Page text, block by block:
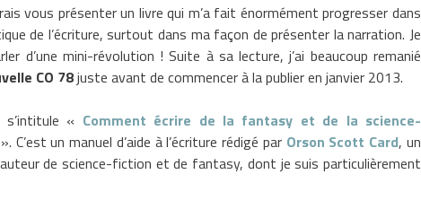
vous présenter un livre qui m’a fait énormément progresser dans
de l’écriture, surtout dans ma façon de présenter la narration. Je
d’une mini-révolution ! Suite à sa lecture, j’ai beaucoup remanié
CO 78juste avant de commencer à la publier en janvier 2013.
s’intitule « Comment écrire de la fantasy et de la science-
». C’est un manuel d’aide à l’écriture rédigé par Orson Scott Card, un
de science-fiction et de fantasy, dont je suis particulièrement